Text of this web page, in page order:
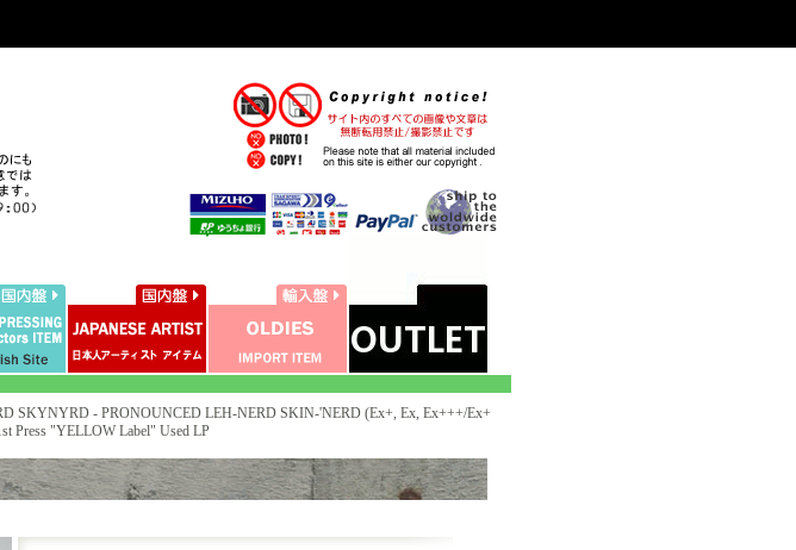
SKYNYRD - PRONOUNCED LEH-NERD SKIN-'NERD (Ex+, Ex, Ex+++/Ex+
Press "YELLOW Label" Used LP